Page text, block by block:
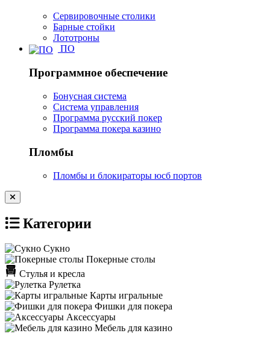
Сервировочные столики
Барные стойки
Лототроны
ПО
Программное обеспечение
Бонусная система
Система управления
Программа русский покер
Программа покера казино
Пломбы
Пломбы и блокираторы юсб портов
Категории
Сукно
Покерные столы
Стулья и кресла
Рулетка
Карты игральные
Фишки для покера
Аксессуары
Мебель для казино